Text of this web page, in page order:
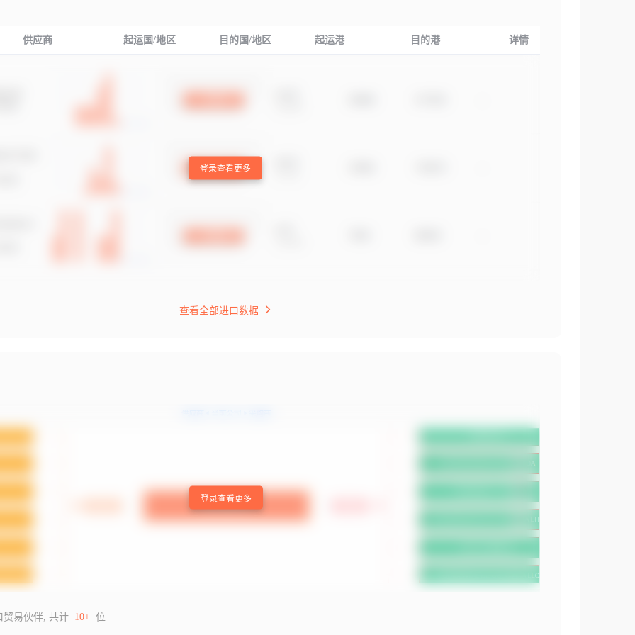
供应商 起运国/地区 目的国/地区 起运港 目的港 详情
登录查看更多
查看全部进口数据
登录查看更多
贸易伙伴, 共计 10+ 位